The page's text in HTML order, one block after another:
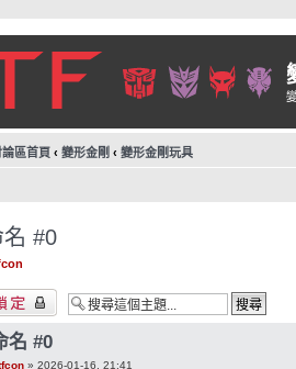
論區首頁 ‹ 變形金剛 ‹ 變形金剛玩具
名 #0
定
名 #0
» 2026-01-16, 21:41